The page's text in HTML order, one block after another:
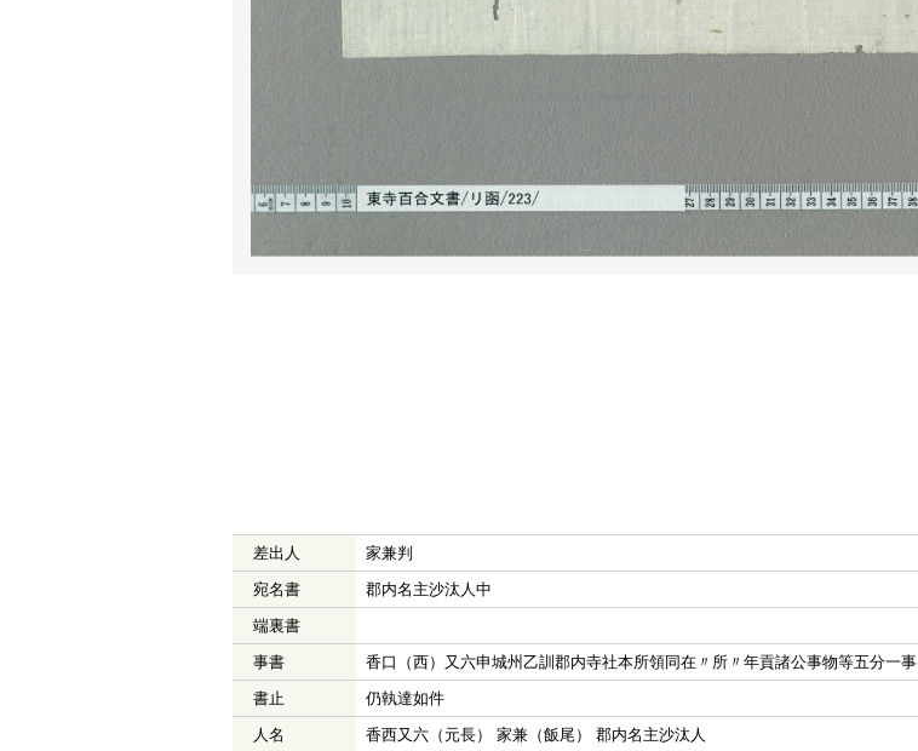
差出人
家兼判
宛名書
郡内名主沙汰人中
端裏書
事書
香口（西）又六申城州乙訓郡内寺社本所領同在〃所〃年貢諸公事物等五分一事
書止
仍執達如件
人名
香西又六（元長） 家兼（飯尾） 郡内名主沙汰人